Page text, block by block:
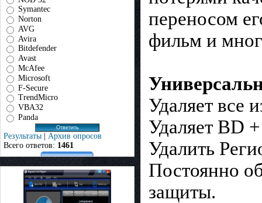
Symantec
Norton
AVG
Avira
Bitdefender
Avast
McAfee
Microsoft
F-Secure
TrendMicro
VBA32
Panda
Результаты | Архив опросов
Всего ответов: 1461
переносом
фильм и
Удаляет все
Удаляет BD
Удалить
Постоянно
защиты.